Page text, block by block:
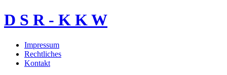
D S R - K K W
Impressum
Rechtliches
Kontakt